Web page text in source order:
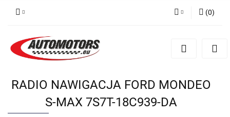
Zarejestruj się
(0)
RADIO NAWIGACJA FORD MONDEO
S-MAX 7S7T-18C939-DA